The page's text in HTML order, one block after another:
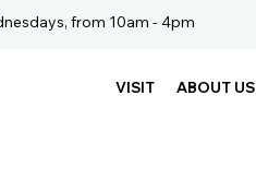
from 10am - 4pm
VISIT ABOUT US